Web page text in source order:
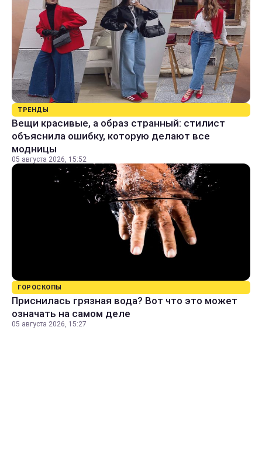
ТРЕНДЫ
Вещи красивые, а образ странный: стилист
объяснила ошибку, которую делают все
модницы
05 августа 2026, 15:52
ГОРОСКОПЫ
Приснилась грязная вода? Вот что это может
означать на самом деле
05 августа 2026, 15:27